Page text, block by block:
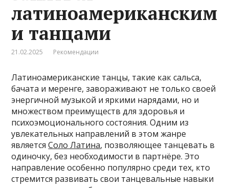
латиноамериканским
и танцами
21.02.2025 Рекомендации
Латиноамериканские танцы, такие как сальса,
бачата и меренге, завораживают не только своей
энергичной музыкой и яркими нарядами, но и
множеством преимуществ для здоровья и
психоэмоционального состояния. Одним из
увлекательных направлений в этом жанре
являетсяСоло Латина, позволяющее танцевать в
одиночку, без необходимости в партнёре. Это
направление особенно популярно среди тех, кто
стремится развивать свои танцевальные навыки